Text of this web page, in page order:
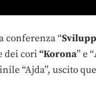
conferenza “
dei cori “Korona” e “
“Ajda”, uscito